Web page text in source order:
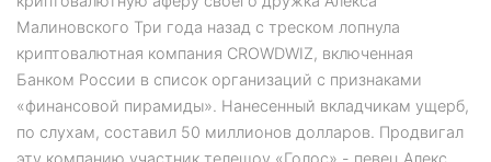
Малиновского Три года назад с треском лопнула
криптовалютная компания CROWDWIZ, включенная
Банком России в список организаций с признаками
«финансовой пирамиды». Нанесенный вкладчикам ущерб,
по слухам, составил 50 миллионов долларов. Продвигал
эту компанию участник телешоу «Голос» - певец Алекс